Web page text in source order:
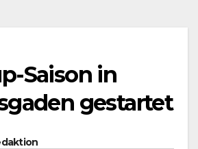
Saison in
gestartet